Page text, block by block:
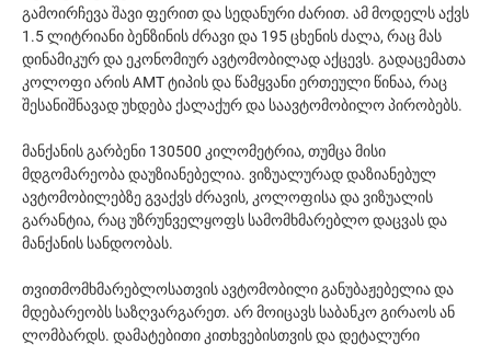
გამოირჩევა შავი ფერით და სედანური ძარით. ამ მოდელს აქვს
1.5 ლიტრიანი ბენზინის ძრავი და 195 ცხენის ძალა, რაც მას
დინამიკურ და ეკონომიურ ავტომობილად აქცევს. გადაცემათა
კოლოფი არის AMT ტიპის და წამყვანი ერთეული წინაა, რაც
შესანიშნავად უხდება ქალაქურ და საავტომობილო პირობებს.
მანქანის გარბენი 130500 კილომეტრია, თუმცა მისი
მდგომარეობა დაუზიანებელია. ვიზუალურად დაზიანებულ
ავტომობილებზე გვაქვს ძრავის, კოლოფისა და ვიზუალის
გარანტია, რაც უზრუნველყოფს სამომხმარებლო დაცვას და
მანქანის სანდოობას.
თვითმომხმარებლოსათვის ავტომობილი განუბაჟებელია და
მდებარეობს საზღვარგარეთ. არ მოიცავს საბანკო გირაოს ან
ლომბარდს. დამატებითი კითხვებისთვის და დეტალური